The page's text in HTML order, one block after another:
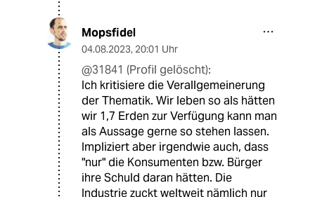
Mopsfidel
04.08.2023, 20:01 Uhr
@31841 (Profil gelöscht):
Ich kritisiere die Verallgemeinerung
der Thematik. Wir leben so als hätten
wir 1,7 Erden zur Verfügung kann man
als Aussage gerne so stehen lassen.
Impliziert aber irgendwie auch, dass
"nur" die Konsumenten bzw. Bürger
ihre Schuld daran hätten. Die
Industrie zuckt weltweit nämlich nur